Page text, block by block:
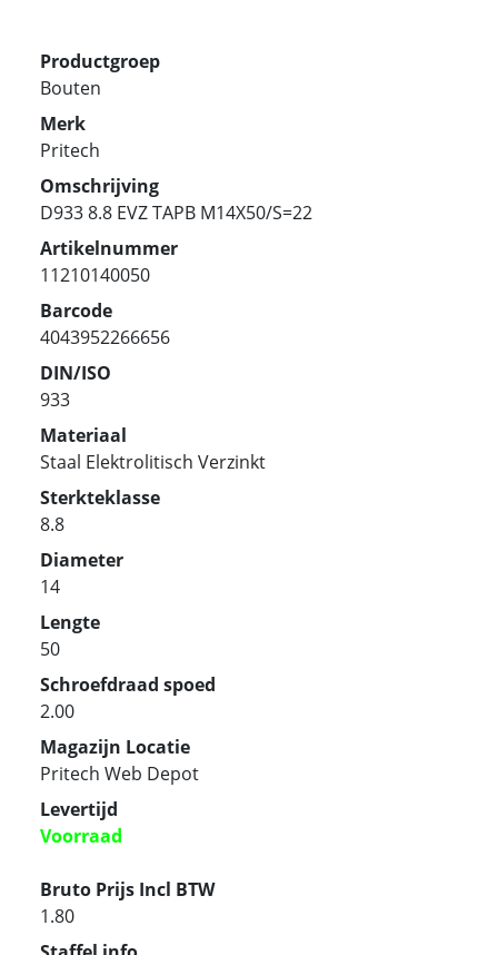
Productgroep
Bouten
Merk
Pritech
Omschrijving
D933 8.8 EVZ TAPB M14X50/S=22
Artikelnummer
11210140050
Barcode
4043952266656
DIN/ISO
933
Materiaal
Staal Elektrolitisch Verzinkt
Sterkteklasse
8.8
Diameter
14
Lengte
50
Schroefdraad spoed
2.00
Magazijn Locatie
Pritech Web Depot
Levertijd
Voorraad
Bruto Prijs Incl BTW
1.80